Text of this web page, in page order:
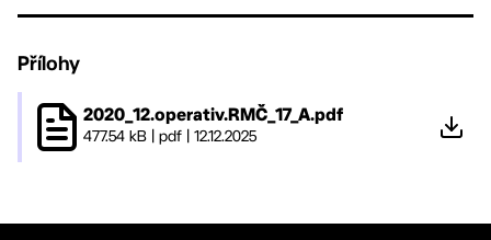
Přílohy
2020_12.operativ.RMČ_17_A.pdf
477.54 kB pdf 12.12.2025